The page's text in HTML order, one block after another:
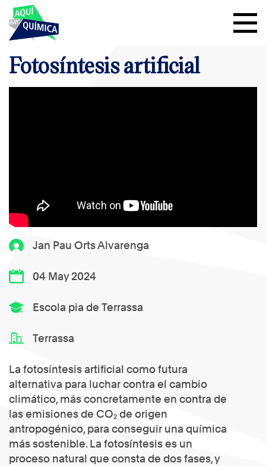
Jan Pau Orts Alvarenga
04 May 2024
Escola pia de Terrassa
Terrassa
La fotosíntesis artificial como futura
alternativa para luchar contra el cambio
climático, más concretamente en contra de
las emisiones de CO₂ de origen
antropogénico, para conseguir una química
más sostenible. La fotosíntesis es un
proceso natural que consta de dos fases, y
Fotosíntesis artificial